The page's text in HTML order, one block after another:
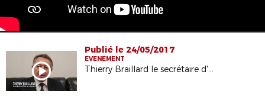
Publié le 24/05/2017
EVENEMENT
Thierry Braillard le secrétaire d'état aux sports en visite à la ligue de Paris